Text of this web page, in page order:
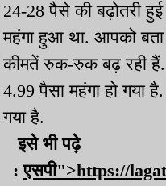
24-28 पैसे की बढ़ोतरी
महंगा हुआ था. आपको
कीमतें रुक-रुक बढ़ रही हैं.
4.99 पैसा महंगा हो गया
गया है.
इसे भी पढ़े
:एसपी">https://